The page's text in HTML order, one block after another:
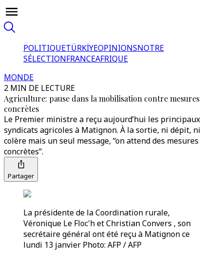
POLITIQUETÜRKİYEOPINIONSNOTRE
SÉLECTIONFRANCEAFRIQUE
MONDE
2 MIN DE LECTURE
Agriculture: pause dans la mobilisation contre mesures
concrètes
Le Premier ministre a reçu aujourd’hui les principaux
syndicats agricoles à Matignon. À la sortie, ni dépit, ni
colère mais un seul message, “on attend des mesures
concrètes”.
Partager
La présidente de la Coordination rurale,
Véronique Le Floc'h et Christian Convers , son
secrétaire général ont été reçu à Matignon ce
lundi 13 janvier Photo: AFP / AFP